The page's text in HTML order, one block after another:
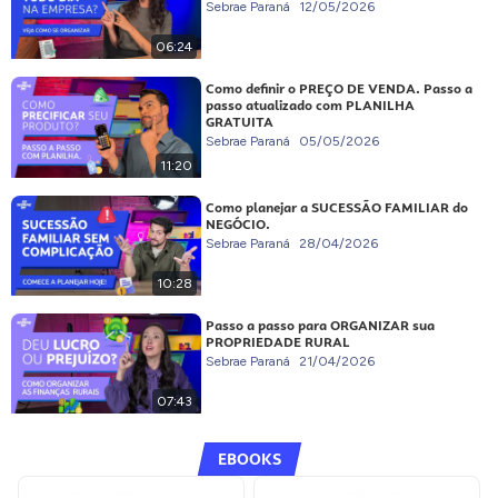
06:24
Sebrae Paraná 12/05/2026
11:20
Como definir o PREÇO DE VENDA. Passo a
passo atualizado com PLANILHA
GRATUITA
Sebrae Paraná 05/05/2026
10:28
Como planejar a SUCESSÃO FAMILIAR do
NEGÓCIO.
Sebrae Paraná 28/04/2026
07:43
Passo a passo para ORGANIZAR sua
PROPRIEDADE RURAL
Sebrae Paraná 21/04/2026
EBOOKS